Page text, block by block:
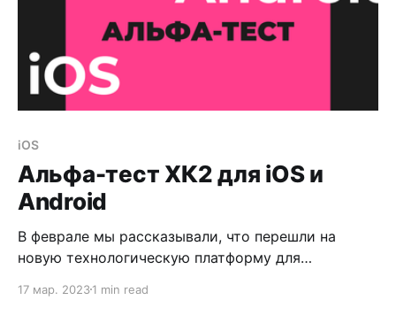
iOS
Альфа-тест ХК2 для iOS и
Android
В феврале мы рассказывали, что перешли на
новую технологическую платформу для
контроль 2. За месяц мы провели закрытое
17 мар. 20231 min read